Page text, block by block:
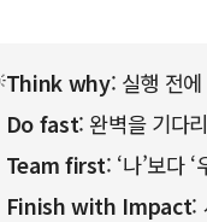
Think why: 실행 전
Do fast: 완벽을 기다
Team first: ‘나’보다
Finish with Impact: